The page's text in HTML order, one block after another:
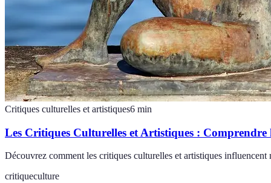
Critiques culturelles et artistiques6 min
Les Critiques Culturelles et Artistiques :
Découvrez comment les critiques culturelles et artistiques
critiqueculture